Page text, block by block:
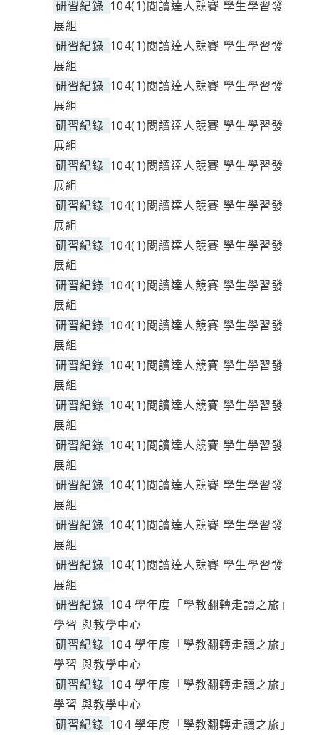
研習紀錄 104(1)閱讀達人競賽 學生學習發
展組
研習紀錄 104(1)閱讀達人競賽 學生學習發
展組
研習紀錄 104(1)閱讀達人競賽 學生學習發
展組
研習紀錄 104(1)閱讀達人競賽 學生學習發
展組
研習紀錄 104(1)閱讀達人競賽 學生學習發
展組
研習紀錄 104(1)閱讀達人競賽 學生學習發
展組
研習紀錄 104(1)閱讀達人競賽 學生學習發
展組
研習紀錄 104(1)閱讀達人競賽 學生學習發
展組
研習紀錄 104(1)閱讀達人競賽 學生學習發
展組
研習紀錄 104(1)閱讀達人競賽 學生學習發
展組
研習紀錄 104(1)閱讀達人競賽 學生學習發
展組
研習紀錄 104(1)閱讀達人競賽 學生學習發
展組
研習紀錄 104(1)閱讀達人競賽 學生學習發
展組
研習紀錄 104(1)閱讀達人競賽 學生學習發
展組
研習紀錄 104(1)閱讀達人競賽 學生學習發
展組
研習紀錄 104 學年度「學教翻轉走讀之旅」
學習 與教學中心
研習紀錄 104 學年度「學教翻轉走讀之旅」
學習 與教學中心
研習紀錄 104 學年度「學教翻轉走讀之旅」
學習 與教學中心
研習紀錄 104 學年度「學教翻轉走讀之旅」